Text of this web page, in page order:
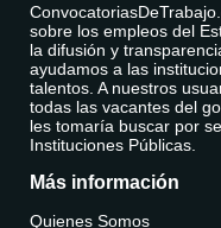
sobre los empleos del
la difusión y
ayudamos a las
talentos. A nuestros
todas las vacantes del
les tomaría buscar por
Instituciones Públicas.
Más información
Quienes Somos